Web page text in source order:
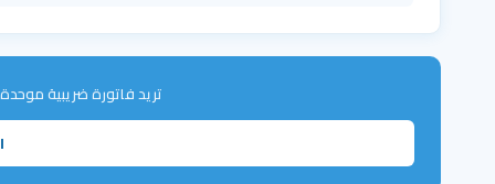
تريد فاتورة ضريبية